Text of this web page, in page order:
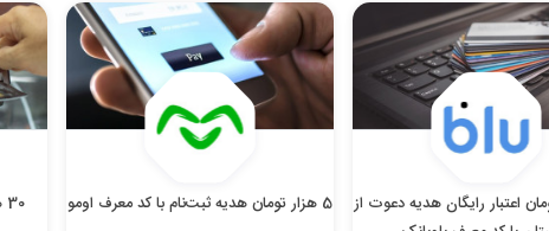
تومان اعتبار رایگان هدیه دعوت از
5 هزار تومان هدیه ثبت‌نام با کد معرف اومو 30 هزار تومان هدیه معرفی سودآیند